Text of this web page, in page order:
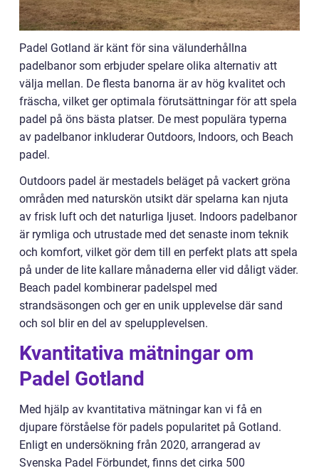
Padel Gotland är känt för sina välunderhållna
padelbanor som erbjuder spelare olika alternativ att
välja mellan. De flesta banorna är av hög kvalitet och
fräscha, vilket ger optimala förutsättningar för att spela
padel på öns bästa platser. De mest populära typerna
av padelbanor inkluderar Outdoors, Indoors, och Beach
padel.
Outdoors padel är mestadels beläget på vackert gröna
områden med naturskön utsikt där spelarna kan njuta
av frisk luft och det naturliga ljuset. Indoors padelbanor
är rymliga och utrustade med det senaste inom teknik
och komfort, vilket gör dem till en perfekt plats att spela
på under de lite kallare månaderna eller vid dåligt väder.
Beach padel kombinerar padelspel med
strandsäsongen och ger en unik upplevelse där sand
och sol blir en del av spelupplevelsen.
Kvantitativa mätningar om
Padel Gotland
Med hjälp av kvantitativa mätningar kan vi få en
djupare förståelse för padels popularitet på Gotland.
Enligt en undersökning från 2020, arrangerad av
Svenska Padel Förbundet, finns det cirka 500